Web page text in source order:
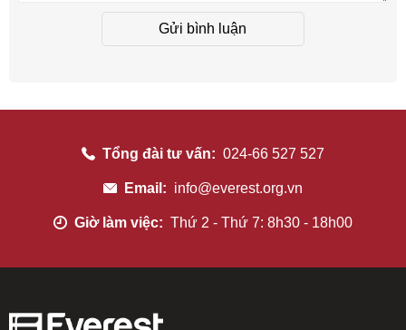
Gửi bình luận
Tổng đài tư vấn: 024-66 527 527
Email: info@everest.org.vn
Giờ làm việc: Thứ 2 - Thứ 7: 8h30 - 18h00